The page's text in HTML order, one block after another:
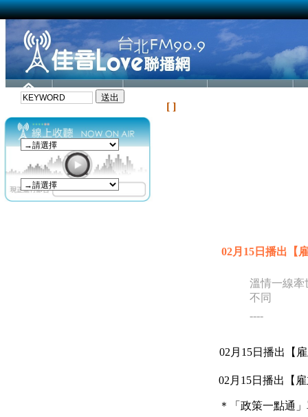
[ ]
02月15日播出【
溫情一線牽
不同
----
02月15日播出【
02月15日播出【
＊ 「政策一點通